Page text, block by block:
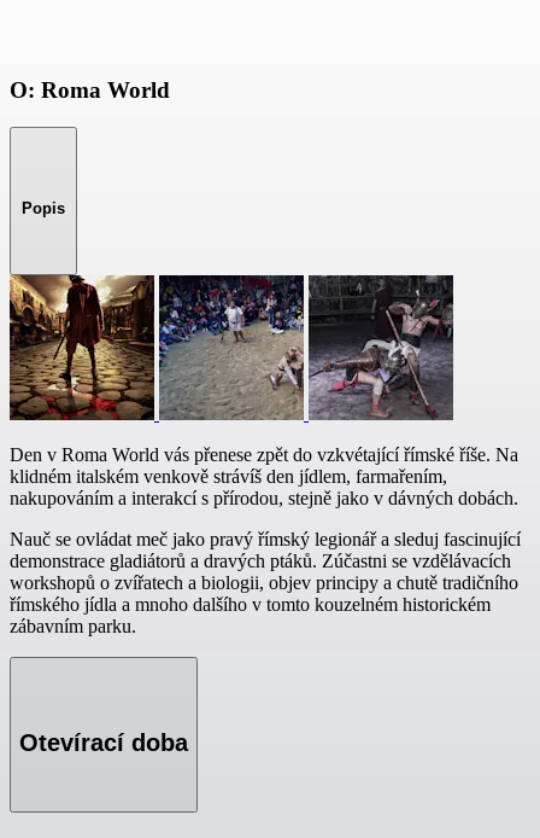
O: Roma World
Popis
Den v Roma World vás přenese zpět do vzkvétající římské říše. Na
klidném italském venkově strávíš den jídlem, farmařením,
nakupováním a interakcí s přírodou, stejně jako v dávných dobách.
Nauč se ovládat meč jako pravý římský legionář a sleduj fascinující
demonstrace gladiátorů a dravých ptáků. Zúčastni se vzdělávacích
workshopů o zvířatech a biologii, objev principy a chutě tradičního
římského jídla a mnoho dalšího v tomto kouzelném historickém
zábavním parku.
Otevírací doba